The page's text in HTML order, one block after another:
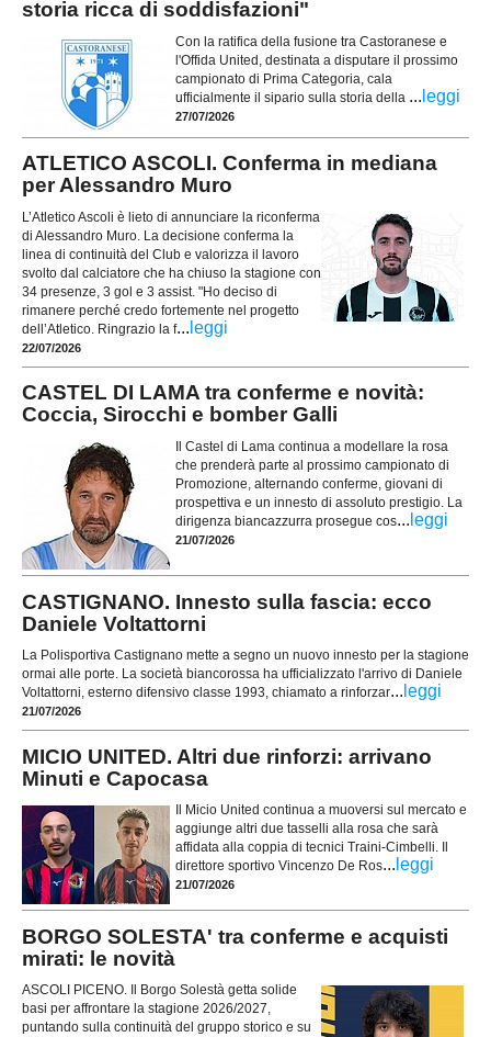
storia ricca di soddisfazioni"
Con la ratifica della fusione tra Castoranese e
l'Offida United, destinata a disputare il prossimo
campionato di Prima Categoria, cala
ufficialmente il sipario sulla storia della ... leggi
27/07/2026
ATLETICO ASCOLI. Conferma in mediana
per Alessandro Muro
L’Atletico Ascoli è lieto di annunciare la riconferma
di Alessandro Muro. La decisione conferma la
linea di continuità del Club e valorizza il lavoro
svolto dal calciatore che ha chiuso la stagione con
34 presenze, 3 gol e 3 assist. "Ho deciso di
rimanere perché credo fortemente nel progetto
dell’Atletico. Ringrazio la f... leggi
22/07/2026
CASTEL DI LAMA tra conferme e novità:
Coccia, Sirocchi e bomber Galli
Il Castel di Lama continua a modellare la rosa
che prenderà parte al prossimo campionato di
Promozione, alternando conferme, giovani di
prospettiva e un innesto di assoluto prestigio. La
dirigenza biancazzurra prosegue cos... leggi
21/07/2026
CASTIGNANO. Innesto sulla fascia: ecco
Daniele Voltattorni
La Polisportiva Castignano mette a segno un nuovo innesto per la stagione
ormai alle porte. La società biancorossa ha ufficializzato l'arrivo di Daniele
Voltattorni, esterno difensivo classe 1993, chiamato a rinforzar... leggi
21/07/2026
MICIO UNITED. Altri due rinforzi: arrivano
Minuti e Capocasa
Il Micio United continua a muoversi sul mercato e
aggiunge altri due tasselli alla rosa che sarà
affidata alla coppia di tecnici Traini-Cimbelli. Il
direttore sportivo Vincenzo De Ros... leggi
21/07/2026
BORGO SOLESTA' tra conferme e acquisti
mirati: le novità
ASCOLI PICENO. Il Borgo Solestà getta solide
basi per affrontare la stagione 2026/2027,
puntando sulla continuità del gruppo storico e su